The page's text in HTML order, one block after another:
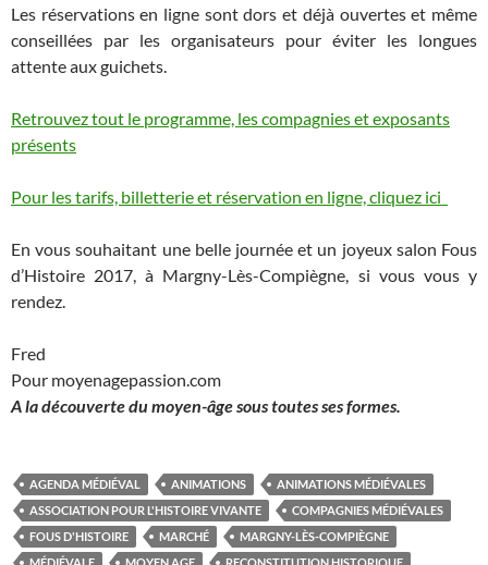
Les réservations en ligne sont dors et déjà ouvertes et même
conseillées par les organisateurs pour éviter les longues
attente aux guichets.
Retrouvez tout le programme, les compagnies et exposants
présents
Pour les tarifs, billetterie et réservation en ligne, cliquez ici
En vous souhaitant une belle journée et un joyeux salon Fous
d’Histoire 2017, à Margny-Lès-Compiègne, si vous vous y
rendez.
Fred
Pour moyenagepassion.com
A la découverte du moyen-âge sous toutes ses formes.
AGENDA MÉDIÉVAL ANIMATIONS
ANIMATIONS MÉDIÉVALES
ASSOCIATION POUR L'HISTOIRE VIVANTE
COMPAGNIES MÉDIÉVALES
FOUS D'HISTOIRE
MARCHÉ
MARGNY-LÈS-COMPIÈGNE